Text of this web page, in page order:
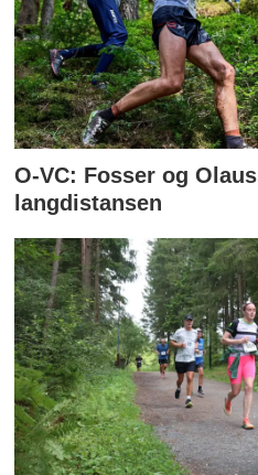
O-VC: Fosser og
langdistansen